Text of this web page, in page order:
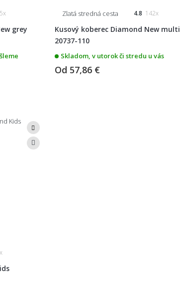
grey
Zlatá stredná cesta 4.8 142x
Kusový koberec Diamond New multi
20737-110
Skladom, v utorok či stredu u vás
Od 57,86 €